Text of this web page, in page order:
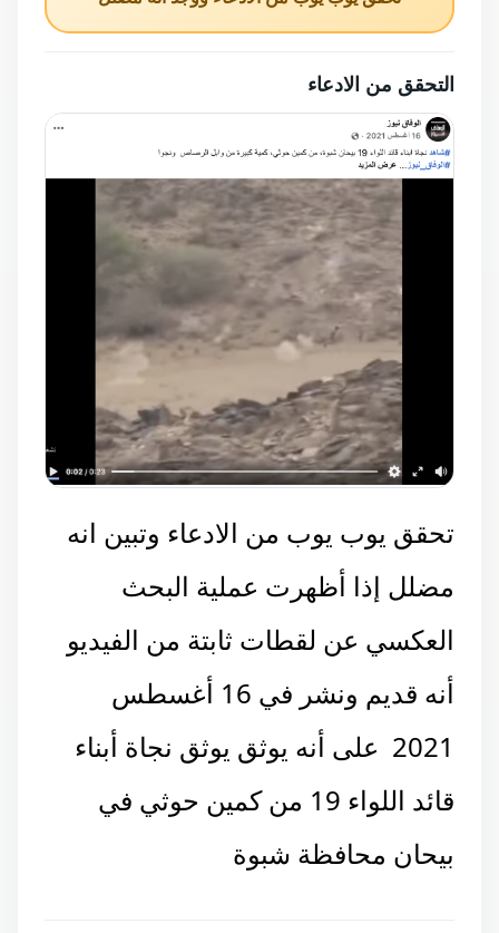
التحقق من الادعاء
تحقق يوب يوب من الادعاء وتبين انه
مضلل إذا أظهرت عملية البحث
العكسي عن لقطات ثابتة من الفيديو
أنه قديم ونشر في 16 أغسطس
2021 على أنه يوثق يوثق نجاة أبناء
قائد اللواء 19 من كمين حوثي في
بيحان محافظة شبوة